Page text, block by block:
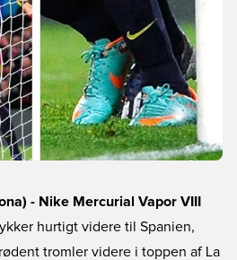
- Nike Mercurial Vapor VIII
hurtigt videre til Spanien,
tromler videre i toppen af La